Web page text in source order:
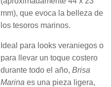
mm), que evoca la belleza de
los tesoros marinos.
Ideal para looks veraniegos o
para llevar un toque costero
durante todo el año, Brisa
Marina es una pieza ligera,